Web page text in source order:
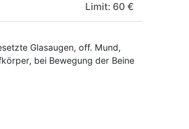
Limit: 60 €
Glasaugen, off. Mund,
bei Bewegung der Beine